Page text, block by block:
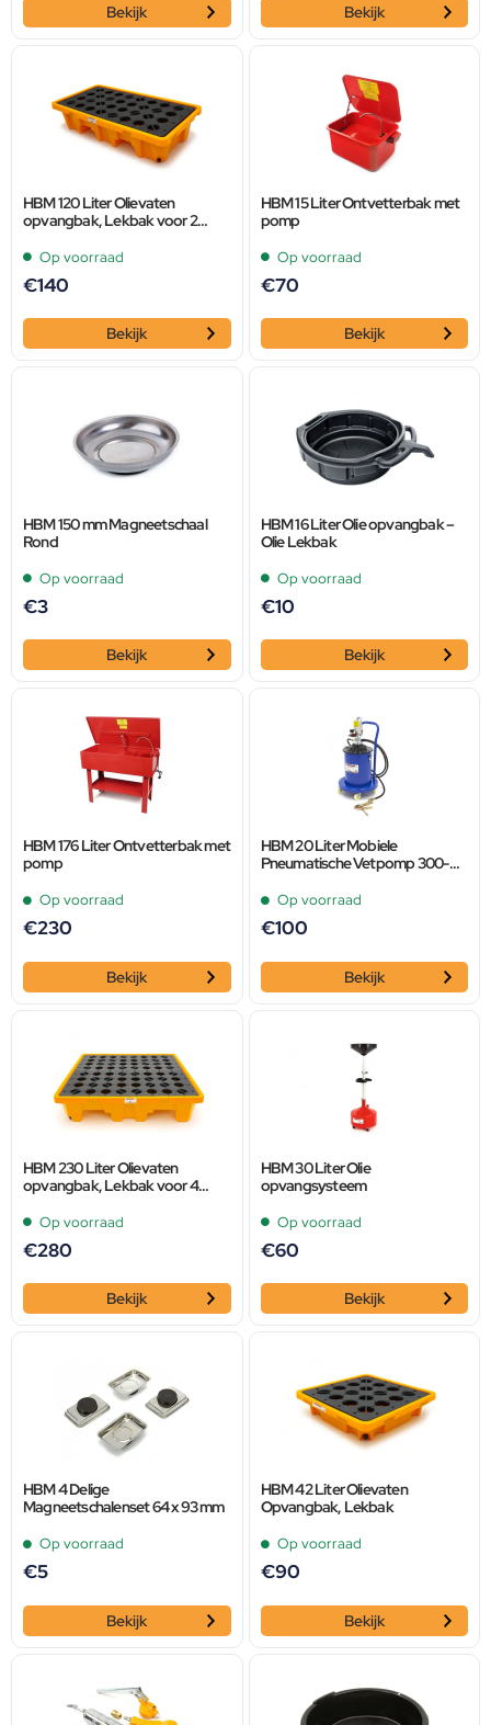
Bekijk Bekijk
HBM 120 Liter Olievaten
opvangbak, Lekbak voor 2
Op voorraad
€140
Bekijk
HBM 15 Liter Ontvetterbak met
pomp
Op voorraad
€70
Bekijk
HBM 150 mm Magneetschaal
Rond
Op voorraad
€3
Bekijk
HBM 16 Liter Olie opvangbak –
Olie Lekbak
Op voorraad
€10
Bekijk
HBM 176 Liter Ontvetterbak met
pomp
Op voorraad
€230
Bekijk
HBM 20 Liter Mobiele
Pneumatische Vetpomp 300-
Op voorraad
€100
Bekijk
HBM 230 Liter Olievaten
opvangbak, Lekbak voor 4
Op voorraad
€280
Bekijk
HBM 30 Liter Olie
opvangsysteem
Op voorraad
€60
Bekijk
HBM 4 Delige
Magneetschalenset 64 x 93 mm
Op voorraad
€5
Bekijk
HBM 42 Liter Olievaten
Opvangbak, Lekbak
Op voorraad
€90
Bekijk